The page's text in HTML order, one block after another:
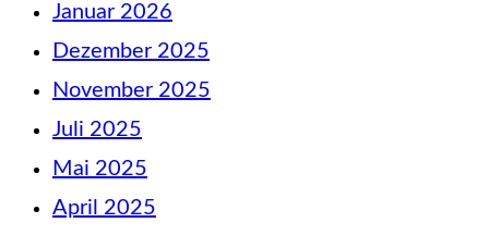
Januar 2026
Dezember 2025
November 2025
Juli 2025
Mai 2025
April 2025